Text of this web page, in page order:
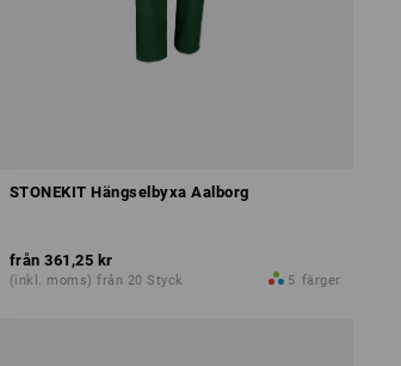
STONEKIT Hängselbyxa Aalborg
från 361,25 kr
(inkl. moms) från 20 Styck 5 färger